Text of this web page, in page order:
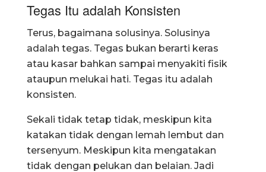
Tegas Itu adalah Konsisten
Terus, bagaimana solusinya. Solusinya
adalah tegas. Tegas bukan berarti keras
atau kasar bahkan sampai menyakiti fisik
ataupun melukai hati. Tegas itu adalah
konsisten.
Sekali tidak tetap tidak, meskipun kita
katakan tidak dengan lemah lembut dan
tersenyum. Meskipun kita mengatakan
tidak dengan pelukan dan belaian. Jadi